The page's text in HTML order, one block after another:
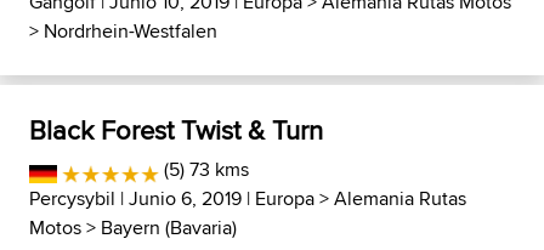
> Nordrhein-Westfalen
Black Forest Twist & Turn
(5) 73 kms
Percysybil | Junio 6, 2019 | Europa>Alemania Rutas
Motos> Bayern (Bavaria)